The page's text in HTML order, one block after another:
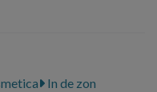
In de zon